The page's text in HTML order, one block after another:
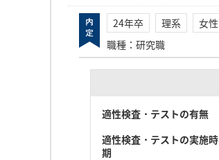
24年卒 理系 女性
職種 ： 研究職
適性検査・テストの有無
適性検査・テストの実施時
期